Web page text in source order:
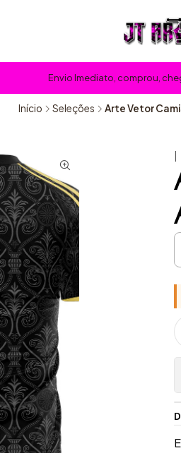
Envio Imediato, comprou,
Início Seleções Arte Vetor